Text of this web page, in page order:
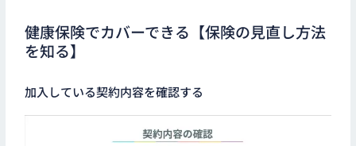
健康保険でカバーできる【保険の見直し方法
を知る】
加入している契約内容を確認する